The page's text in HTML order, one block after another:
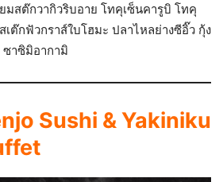
มสต๊กวากิวริบอาย โทคุเซ็นคารูบิ โทคุ
ต๊กฟัวกราส์ใบโฮมะ ปลาไหลย่างซีอิ๊ว กุ้ง
ซาซิมิอากามิ
Sushi & Yakiniku